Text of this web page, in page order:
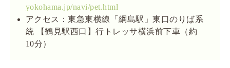
yokohama.jp/navi/pet.html
アクセス：東急東横線「綱島駅」東口のりば系
統 【鶴見駅西口】行トレッサ横浜前下車（約
10分）